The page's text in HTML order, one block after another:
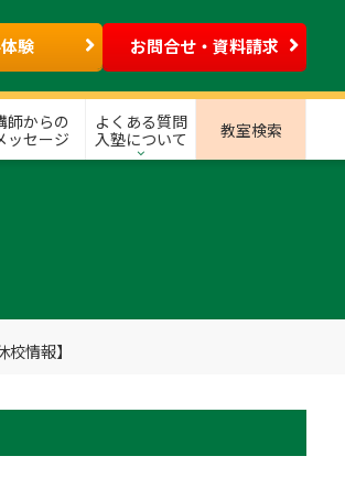
験 お問合せ・資料請求
師からの
ッセージ
よくある質問
入塾について
教室検索
情報】